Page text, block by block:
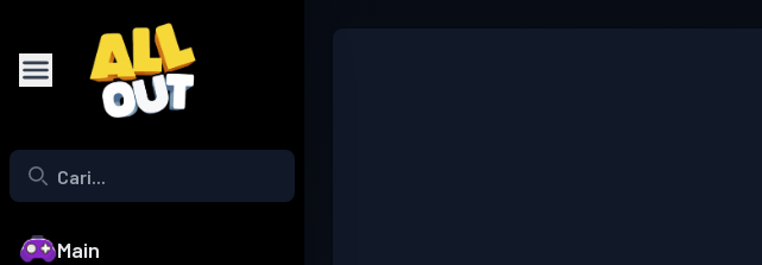
Main